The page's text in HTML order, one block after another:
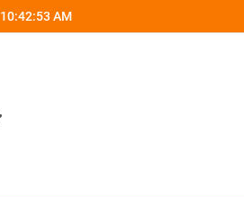
10:42:54 AM
Cobasi participa do GoldeN GatoFest